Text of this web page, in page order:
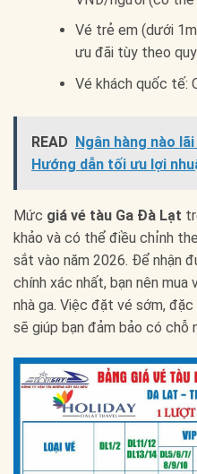
Vé trẻ em (dưới
ưu đãi tùy theo
Vé khách quốc tế:
READ Ngân hàng nào
Hướng dẫn tối ưu lợi
Mức giá vé tàu Ga Đà Lạt
khảo và có thể điều chỉnh
sắt vào năm 2026. Để nhận
chính xác nhất, bạn nên
nhà ga. Việc đặt vé sớm,
sẽ giúp bạn đảm bảo có chỗ